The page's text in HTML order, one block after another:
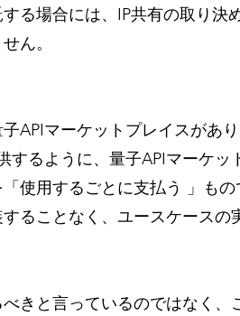
る場合には、IP共有の取り決
ん。
APIマーケットプレイスがあ
するように、量子APIマーケッ
使用するごとに支払う 」もの
ることなく、ユースケースの
きと言っているのではなく、